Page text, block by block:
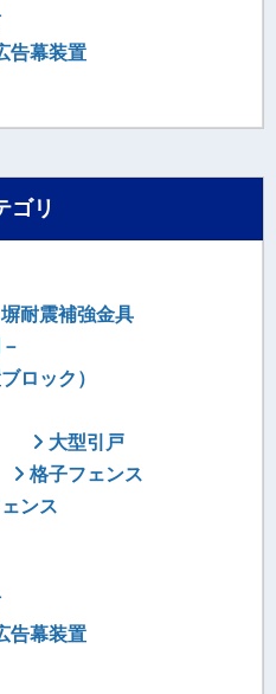
告幕装置
ゴリ
耐震補強金具
ロック）
大型引戸
格子フェンス
ンス
告幕装置